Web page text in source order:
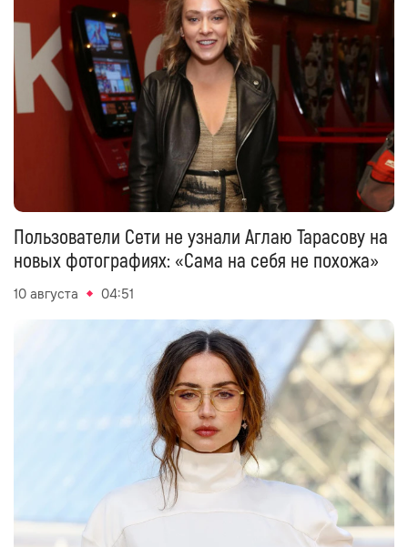
Пользователи Сети не узнали Аглаю Тарасову на
новых фотографиях: «Сама на себя не похожа»
10 августа 04:51